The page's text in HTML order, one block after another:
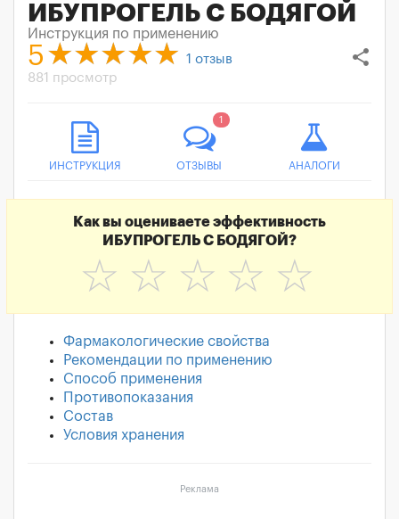
ИБУПРОГЕЛЬ С БОДЯГОЙ
Инструкция по применению
share
5 1 отзыв
881 просмотр
ИНСТРУКЦИЯ ОТЗЫВЫ
1
АНАЛОГИ
Как вы оцениваете эффективность
ИБУПРОГЕЛЬ С БОДЯГОЙ?
☆
☆
☆
☆
☆
Фармакологические свойства
Рекомендации по применению
Способ применения
Противопоказания
Состав
Условия хранения
Реклама